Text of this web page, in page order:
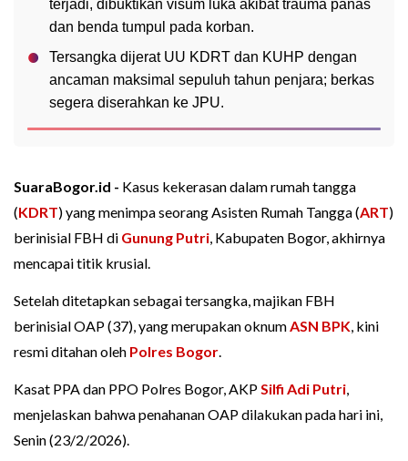
terjadi, dibuktikan visum luka akibat trauma panas
dan benda tumpul pada korban.
Tersangka dijerat UU KDRT dan KUHP dengan
ancaman maksimal sepuluh tahun penjara; berkas
segera diserahkan ke JPU.
SuaraBogor.id - Kasus kekerasan dalam rumah tangga
(KDRT) yang menimpa seorang Asisten Rumah Tangga (ART)
berinisial FBH di Gunung Putri, Kabupaten Bogor, akhirnya
mencapai titik krusial.
Setelah ditetapkan sebagai tersangka, majikan FBH
berinisial OAP (37), yang merupakan oknumASN BPK, kini
resmi ditahan oleh Polres Bogor.
Kasat PPA dan PPO Polres Bogor, AKPSilfi Adi Putri,
menjelaskan bahwa penahanan OAP dilakukan pada hari ini,
Senin (23/2/2026).